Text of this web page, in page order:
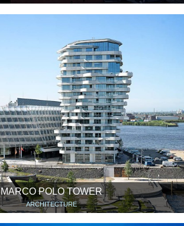
MARCO POLO TOWER
ARCHITECTURE